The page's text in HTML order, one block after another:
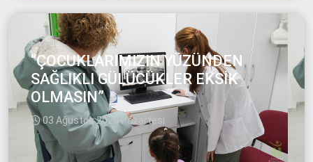
Genel
“ÇOCUKLARIMIZIN YÜZÜNDEN
SAĞLIKLI GÜLÜCÜKLER EKSİK
OLMASIN”
03 Ağustos 2026 Pazartesi